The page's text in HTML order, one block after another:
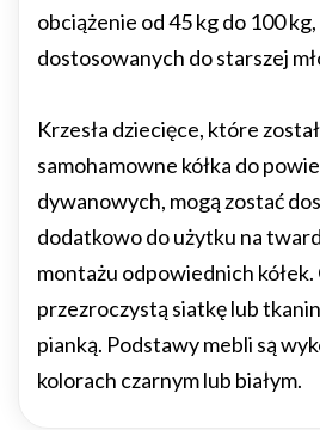
obciążenie od 45 kg do 100
dostosowanych do starszej
Krzesła dziecięce, które
samohamowne kółka do
dywanowych, mogą zostać
dodatkowo do użytku na
montażu odpowiednich kółek.
przezroczystą siatkę lub
pianką. Podstawy mebli są
kolorach czarnym lub białym.